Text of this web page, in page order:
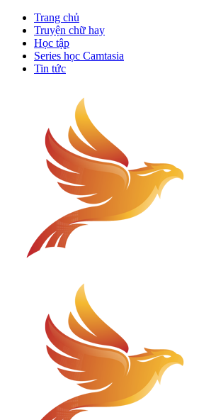
Trang chủ
Truyện chữ hay
Học tập
Series học Camtasia
Tin tức